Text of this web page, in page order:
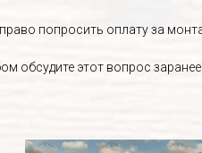
попросить оплату за
обсудите этот вопрос